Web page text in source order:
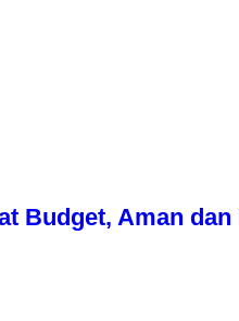
Budget, Aman dan